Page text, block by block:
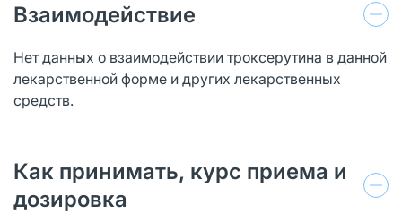
Взаимодействие
Нет данных о взаимодействии троксерутина в данной
лекарственной форме и других лекарственных
средств.
Как принимать, курс приема и
дозировка